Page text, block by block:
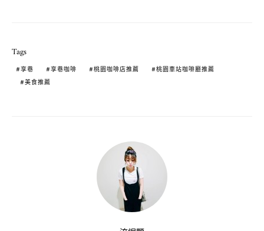
Tags
享巷 享巷咖啡 桃園咖啡店推薦
桃園車站咖啡廳推薦
美食推薦